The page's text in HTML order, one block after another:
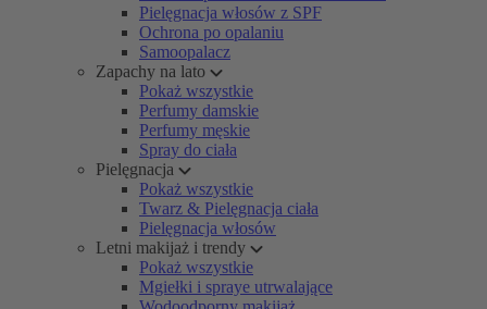
Pielęgnacja włosów z SPF
Ochrona po opalaniu
Samoopalacz
Zapachy na lato
Pokaż wszystkie
Perfumy damskie
Perfumy męskie
Spray do ciała
Pielęgnacja
Pokaż wszystkie
Twarz & Pielęgnacja ciała
Pielęgnacja włosów
Letni makijaż i trendy
Pokaż wszystkie
Mgiełki i spraye utrwalające